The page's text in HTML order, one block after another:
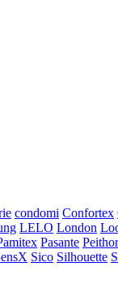
condomi Confortex
LELO London
Pasante
Sico Silhouette